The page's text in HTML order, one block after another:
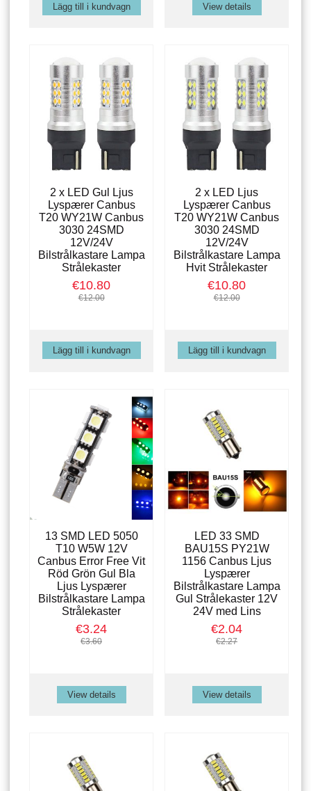
View details
2 x LED Gul Ljus
Lyspærer Canbus
T20 WY21W Canbus
3030 24SMD
12V/24V
Bilstrålkastare Lampa
Strålekaster
€10.80
€12.00
2 x LED Ljus
Lyspærer Canbus
T20 WY21W Canbus
3030 24SMD
12V/24V
Bilstrålkastare Lampa
Hvit Strålekaster
€10.80
€12.00
13 SMD LED 5050
T10 W5W 12V
Canbus Error Free Vit
Röd Grön Gul Bla
Ljus Lyspærer
Bilstrålkastare Lampa
Strålekaster
€3.24
€3.60
View details
LED 33 SMD
BAU15S PY21W
1156 Canbus Ljus
Lyspærer
Bilstrålkastare Lampa
Gul Strålekaster 12V
24V med Lins
€2.04
€2.27
View details